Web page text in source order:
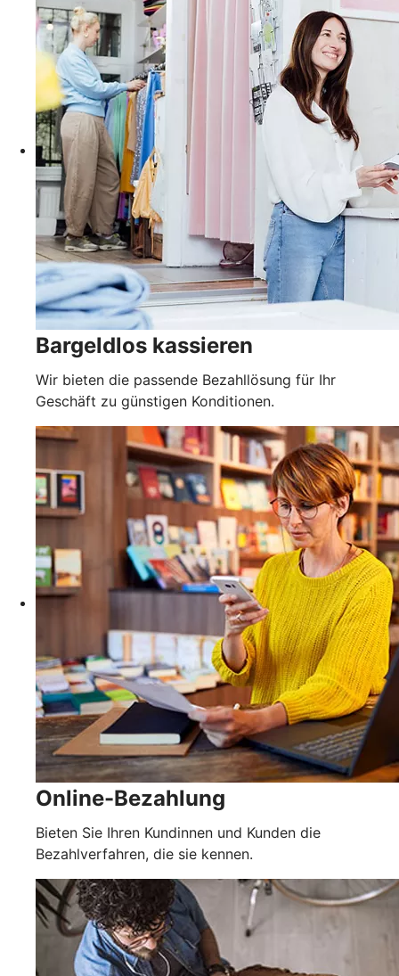
Bargeldlos kassieren
Wir bieten die passende Bezahllösung für Ihr
Geschäft zu günstigen Konditionen.
Online-Bezahlung
Bieten Sie Ihren Kundinnen und Kunden die
Bezahlverfahren, die sie kennen.